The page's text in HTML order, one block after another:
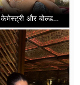
और बोल्ड...